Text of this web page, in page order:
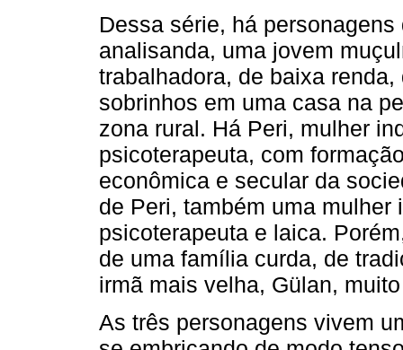
Dessa série, há
analisanda, uma jovem
trabalhadora, de baixa
sobrinhos em uma casa na
zona rural. Há Peri, mulher
psicoterapeuta, com
econômica e secular da
de Peri, também uma mulher
psicoterapeuta e laica.
de uma família curda, de
irmã mais velha, Gülan,
As três personagens vivem